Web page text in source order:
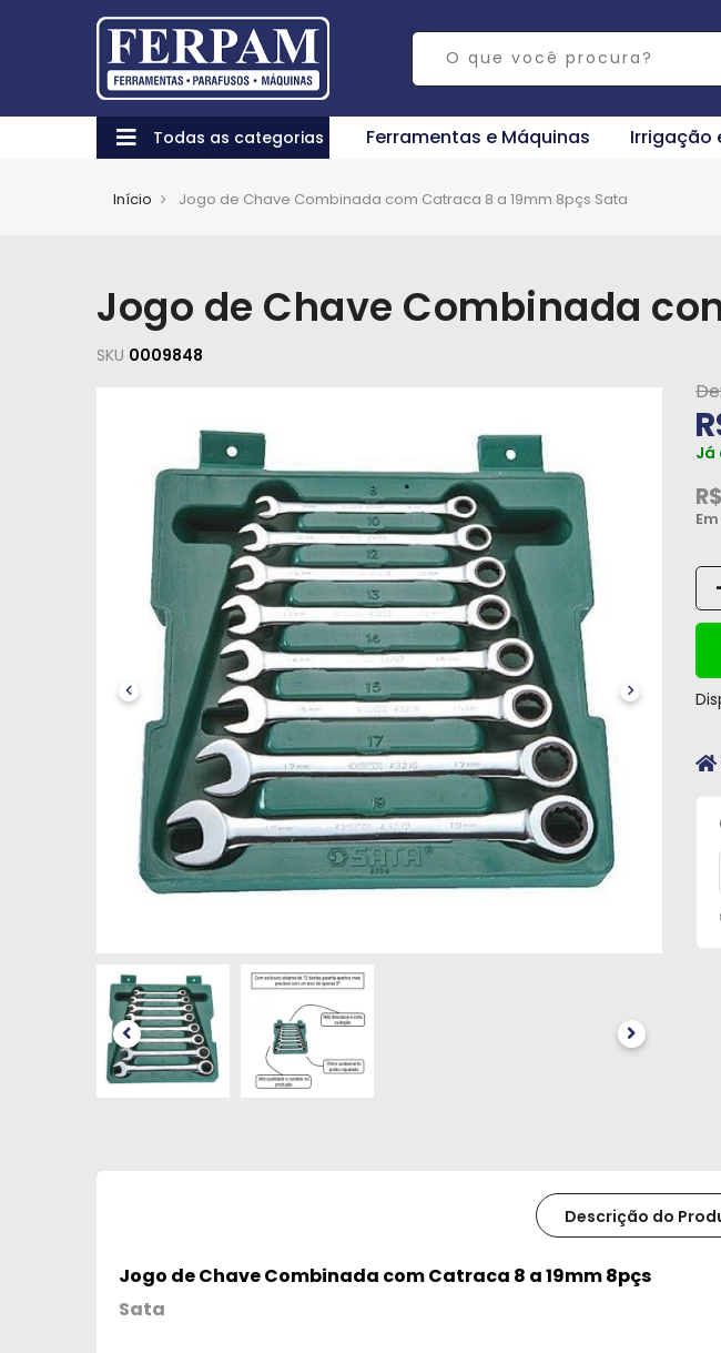
Todas as categorias Ferramentas e Máquinas Irrigação
Início Jogo de Chave Combinada com Catraca 8 a 19mm 8pçs Sata
Jogo de Chave Combinada
SKU 0009848
Já
Descrição do
Jogo de Chave Combinada com Catraca 8 a 19mm 8pçs
Sata